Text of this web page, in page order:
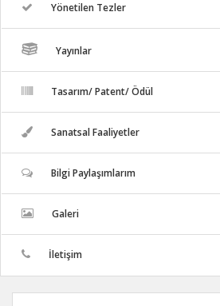
Yönetilen Tezler
Yayınlar
Tasarım/ Patent/ Ödül
Sanatsal Faaliyetler
Bilgi Paylaşımlarım
Galeri
İletişim